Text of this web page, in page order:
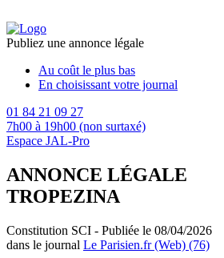
Publiez une annonce légale
Au coût le plus bas
En choisissant votre journal
01 84 21 09 27
7h00 à 19h00 (non surtaxé)
Espace JAL-Pro
ANNONCE LÉGALE
TROPEZINA
Constitution SCI - Publiée le 08/04/2026
dans le journal Le Parisien.fr (Web) (76)